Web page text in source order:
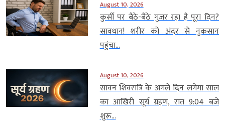
August 10, 2026
कुर्सी पर बैठे-बैठे गुजर रहा है पूरा दिन?
सावधान! शरीर को अंदर से नुकसान
पहुंचा...
August 10, 2026
सावन शिवरात्रि के अगले दिन लगेगा साल
का आखिरी सूर्य ग्रहण, रात 9:04 बजे
शुरू...